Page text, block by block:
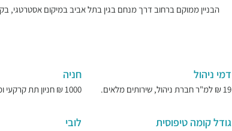
הבניין ממוקם ברחוב דרך מנחם בגין בתל אביב במיקום אסטרטגי,
דמי ניהול
19 ₪ למ"ר חברת ניהול, שירותים מלאים.
חניה
1000 ₪ חניון תת קרקעי ומאובטח.
גודל קומה טיפוסית לובי